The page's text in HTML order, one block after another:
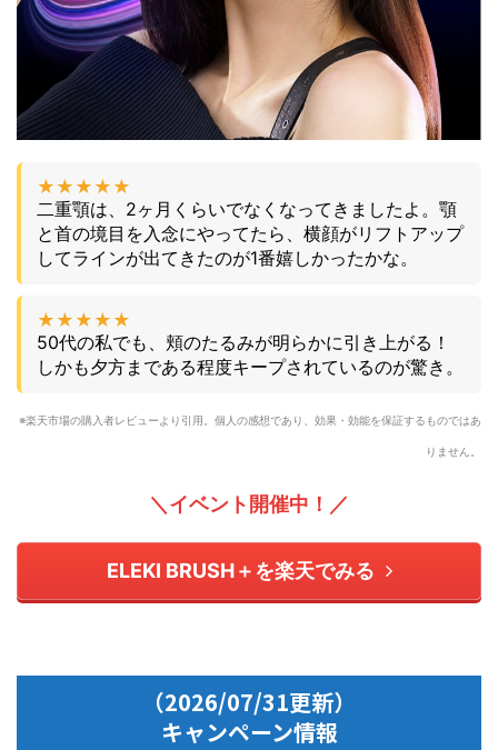
★★★★★
二重顎は、2ヶ月くらいでなくなってきましたよ。顎
と首の境目を入念にやってたら、横顔がリフトアップ
してラインが出てきたのが1番嬉しかったかな。
★★★★★
50代の私でも、頬のたるみが明らかに引き上がる！
しかも夕方まである程度キープされているのが驚き。
※楽天市場の購入者レビューより引用。個人の感想であり、効果・効能を保証するものではあ
りません。
＼イベント開催中！／
ELEKI BRUSH＋を楽天でみる
（2026/07/31更新）
キャンペーン情報